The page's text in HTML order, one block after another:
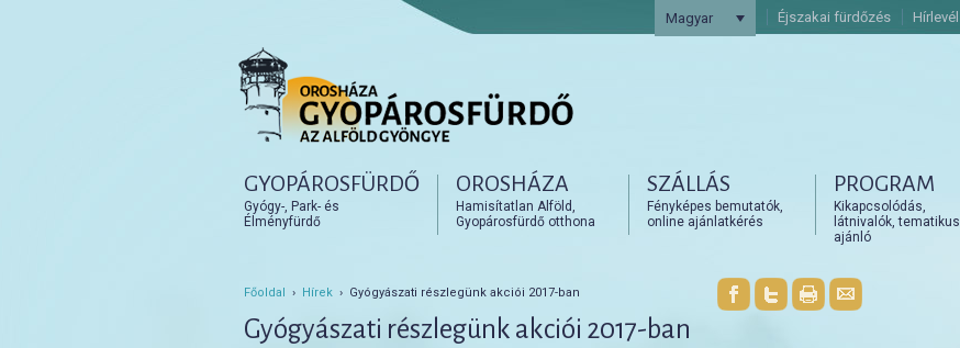
Magyar Éjszakai fürdőzés Hírlevél
Tovább az elsődleges tartalomra
Tovább a másodlagos tartalomra
GYOPÁROSFÜRDŐ
Gyógy-, Park- és
Élményfürdő
OROSHÁZA
Hamisítatlan Alföld,
Gyopárosfürdő otthona
SZÁLLÁS
Fényképes bemutatók,
online ajánlatkérés
PROGRAM
Kikapcsolódás,
látnivalók, tematikus
ajánló
Főoldal › Hírek › Gyógyászati részlegünk akciói 2017-ban
Gyógyászati részlegünk akciói 2017-ban